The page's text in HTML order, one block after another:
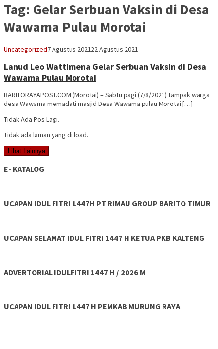
Tag: Gelar Serbuan Vaksin di Desa
Wawama Pulau Morotai
Uncategorizedadminbrp
7 Agustus 202122 Agustus 2021
Lanud Leo Wattimena Gelar Serbuan Vaksin di Desa
Wawama Pulau Morotai
BARITORAYAPOST.COM (Morotai) – Sabtu pagi (7/8/2021) tampak warga
desa Wawama memadati masjid Desa Wawama pulau Morotai […]
Tidak Ada Pos Lagi.
Tidak ada laman yang di load.
Lihat Lainnya
E- KATALOG
UCAPAN IDUL FITRI 1447H PT RIMAU GROUP BARITO TIMUR
UCAPAN SELAMAT IDUL FITRI 1447 H KETUA PKB KALTENG
ADVERTORIAL IDULFITRI 1447 H / 2026 M
UCAPAN IDUL FITRI 1447 H PEMKAB MURUNG RAYA